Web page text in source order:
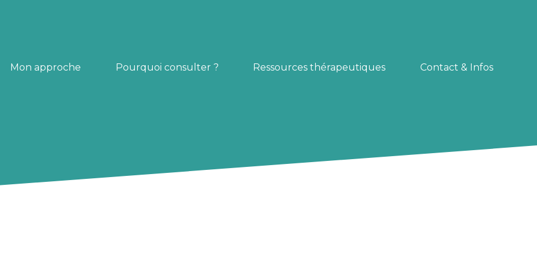
Mon approche Pourquoi consulter ? Ressources thérapeutiques Contact & Infos